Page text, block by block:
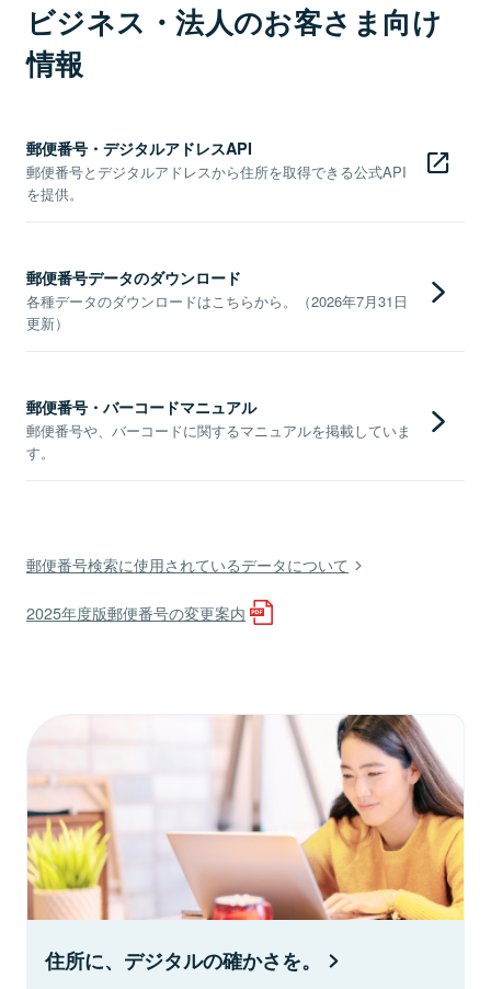
ビジネス・法人のお客さま向け
情報
郵便番号・デジタルアドレスAPI
郵便番号とデジタルアドレスから住所を取得できる公式API
を提供。
郵便番号データのダウンロード
各種データのダウンロードはこちらから。（2026年7月31日
更新）
郵便番号・バーコードマニュアル
郵便番号や、バーコードに関するマニュアルを掲載していま
す。
郵便番号検索に使用されているデータについて
2025年度版郵便番号の変更案内
住所に、デジタルの確かさを。